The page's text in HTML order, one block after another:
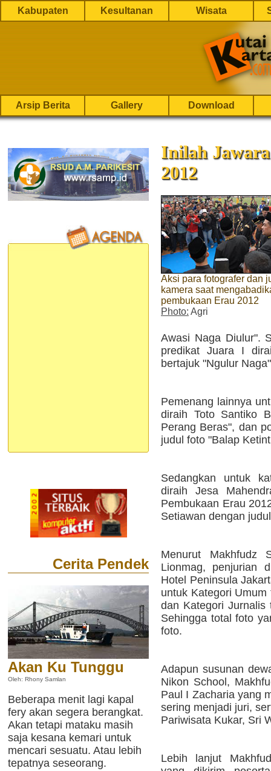
Kabupaten Kesultanan Wisata
Arsip Berita Gallery Download
Cerita Pendek
Akan Ku Tunggu
Oleh: Rhony Samlan
Beberapa menit lagi kapal
fery akan segera berangkat.
Akan tetapi mataku masih
saja kesana kemari untuk
mencari sesuatu. Atau lebih
tepatnya seseorang.
Inilah
2012
Aksi para fotografer dan
kamera saat
pembukaan Erau 2012
Photo: Agri
Awasi Naga Diulur".
predikat Juara I
bertajuk "Ngulur
Pemenang lainnya
diraih Toto Santiko
Perang Beras", dan
judul foto "Balap
Sedangkan untuk
diraih Jesa
Pembukaan Erau
Setiawan dengan
Menurut Makhfudz
Lionmag, penjurian
Hotel Peninsula
untuk Kategori
dan Kategori
Sehingga total foto
foto.
Adapun susunan
Nikon School,
Paul I Zacharia yang
sering menjadi juri,
Pariwisata Kukar, Sri
Lebih lanjut